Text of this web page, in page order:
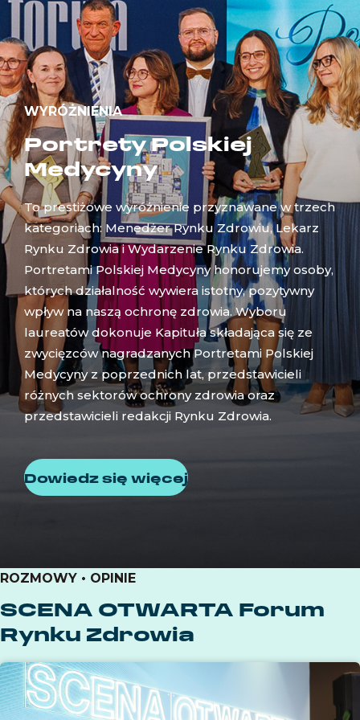
WYRÓŻNIENIA
Portrety Polskiej
Medycyny
To prestiżowe wyróżnienie przyznawane w trzech
kategoriach: Menedżer Rynku Zdrowiu, Lekarz
Rynku Zdrowia i Wydarzenie Rynku Zdrowia.
Portretami Polskiej Medycyny honorujemy osoby,
których działalność wywiera istotny, pozytywny
wpływ na naszą ochronę zdrowia. Wyboru
laureatów dokonuje Kapituła składająca się ze
zwycięzców nagradzanych Portretami Polskiej
Medycyny z poprzednich lat, przedstawicieli
różnych sektorów ochrony zdrowia oraz
przedstawicieli redakcji Rynku Zdrowia.
Dowiedz się więcej
ROZMOWY • OPINIE
SCENA OTWARTA Forum
Rynku Zdrowia